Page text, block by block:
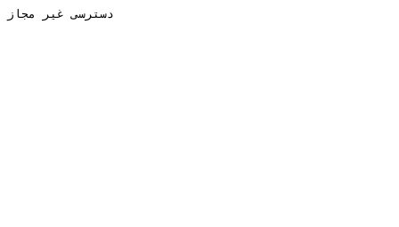
دسترسی غیر مجاز